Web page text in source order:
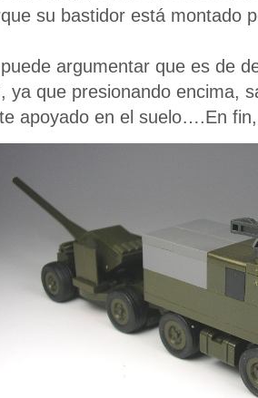
su bastidor está montado
argumentar que es de
ya que presionando encima,
apoyado en el suelo….En